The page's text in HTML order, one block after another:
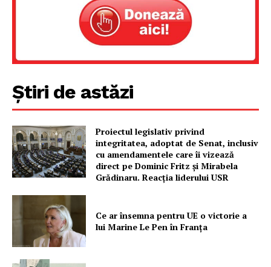
Proiecte editoriale
Știri de astăzi
Proiectul legislativ privind
integritatea, adoptat de Senat, inclusiv
cu amendamentele care îi vizează
direct pe Dominic Fritz și Mirabela
Grădinaru. Reacția liderului USR
Ce ar însemna pentru UE o victorie a
lui Marine Le Pen în Franța